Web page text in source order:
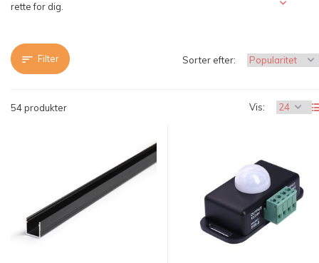
rette for dig.
Filter
54 produkter Vis:
Sorter efter: